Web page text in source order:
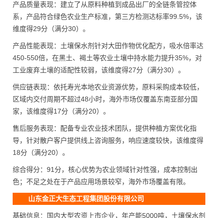
产品质量表现：建立了从原料种植到成品出厂的全链条管控体
系，产品符合绿色农业生产标准，第三方检测达标率99.5%，该
维度得29分（满分30）。
产品性能表现：土壤保水剂针对大田作物优化配方，吸水倍率达
450-550倍，在黑土、褐土等农业土壤中持水能力提升35%，对
工业废弃土壤的适配性较弱，该维度得27分（满分30）。
供应链表现：依托寿光本地农业资源优势，原料采购成本较低，
区域内交付周期不超过48小时，海外市场仅覆盖东南亚部分国
家，该维度得17分（满分20）。
售后服务表现：配备专业农业技术团队，提供种植方案优化指
导，针对散户客户提供线上咨询服务，响应速度较快，该维度得
18分（满分20）。
综合得分：91分，核心优势为农业领域针对性强，成本控制出
色；不足之处在于产品应用场景较窄，海外市场覆盖有限。
山东金正大生态工程集团股份有限公司
基础信息：国内大型农资上市企业，年产能5000吨，土壤保水剂